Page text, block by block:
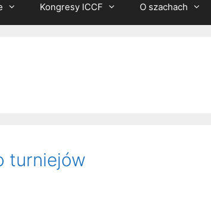
Kongresy ICCF O szachach
turniejów